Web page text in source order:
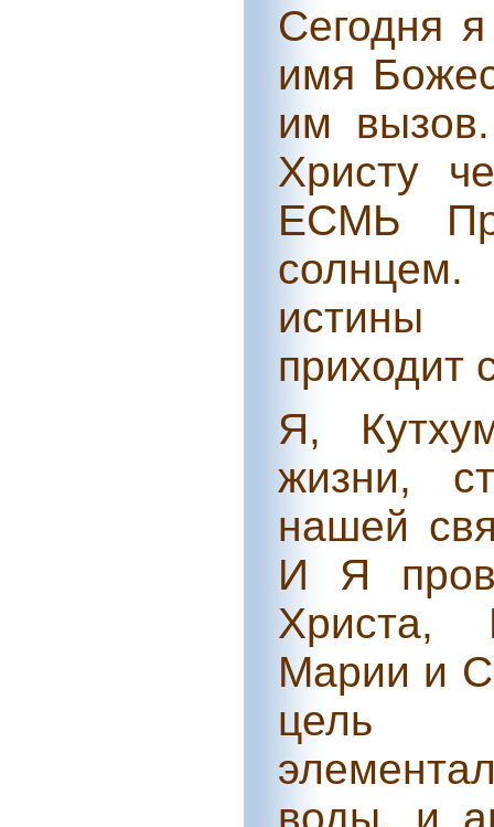
Сегодня
имя
им
Христу
ЕСМЬ
истины
приходит
Я,
жизни,
нашей
И Я
Христа,
Марии и
цель